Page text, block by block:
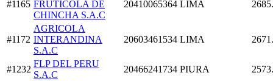
#1165 FRUTICOLA DE
CHINCHA S.A.C
20410065364 LIMA
#1172
AGRICOLA
INTERANDINA
S.A.C
20603461534 LIMA
#1232
FLP DEL PERU
S.A.C
20466241734 PIURA